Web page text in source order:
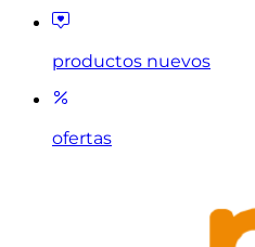
productos nuevos
ofertas